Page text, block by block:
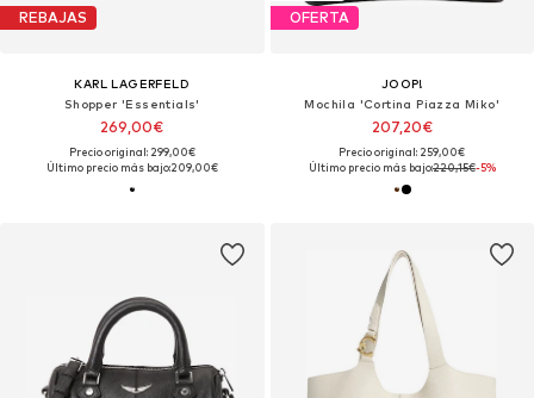
REBAJAS
KARL LAGERFELD
Shopper 'Essentials'
269,00€
Precio original: 299,00€
Último precio más bajo:209,00€
OFERTA
JOOP!
Mochila 'Cortina Piazza Miko'
207,20€
Precio original: 259,00€
Último precio más bajo:220,15€-5%